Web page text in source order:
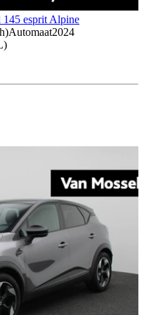
esprit Alpine
Automaat2024